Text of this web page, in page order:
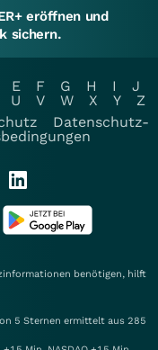
eröffnen und
sichern.
E F G H I
J
U V W X Y
Z
Datenschutz-
benötigen, hilft
5 Sternen ermittelt aus 285